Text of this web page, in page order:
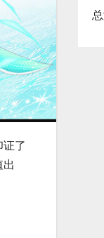
了
出